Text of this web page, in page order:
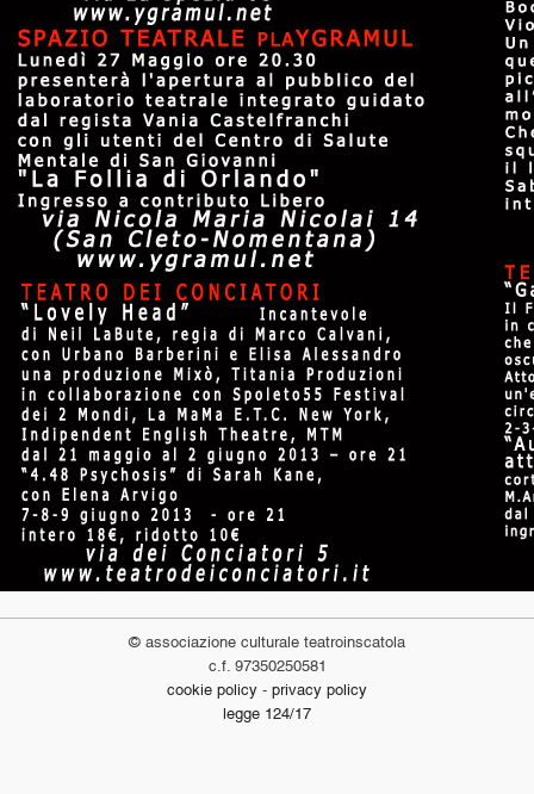
© associazione culturale teatroinscatola
c.f. 97350250581
cookie policy privacy policy
legge 124/17